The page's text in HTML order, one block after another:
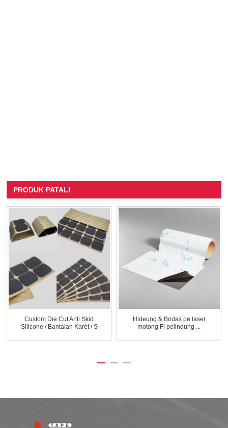
PRODUK PATALI
Custom Die Cut Anti Skid
Silicone / Bantalan Karét / S
Hideung & Bodas pe laser
motong Fi pelindung ...